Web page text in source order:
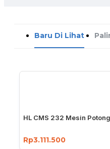
Baru Di Lihat
HL CMS 232 Mesin
Rp3.111.500